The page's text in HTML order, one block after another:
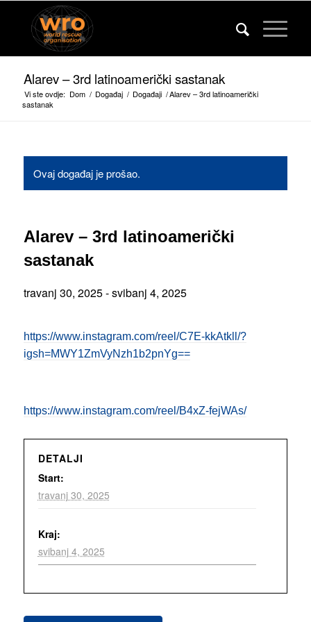
Alarev – 3rd latinoamerički sastanak
Vi ste ovdje: Dom / Događaj / Događaji /Alarev – 3rd latinoamerički
sastanak
Ovaj događaj je prošao.
Alarev – 3rd latinoamerički
sastanak
travanj 30, 2025-svibanj 4, 2025
https://www.instagram.com/reel/C7E-kkAtkll/?
igsh=MWY1ZmVyNzh1b2pnYg==
https://www.instagram.com/reel/B4xZ-fejWAs/
DETALJI
Start:
travanj 30, 2025
Kraj:
svibanj 4, 2025